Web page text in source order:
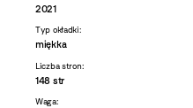
2021
Typ okładki:
miękka
Liczba stron:
148 str
Waga: